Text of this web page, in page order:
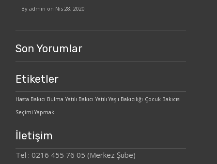
By admin on Nis 28, 2020
Son Yorumlar
Etiketler
Hasta Bakıcı Bulma Yatılı Bakıcı Yatılı Yaşlı Bakıcılığı Çocuk Bakıcısı
Seçimi Yapmak
İletişim
Tel : 0216 455 76 05 (Merkez Şube)